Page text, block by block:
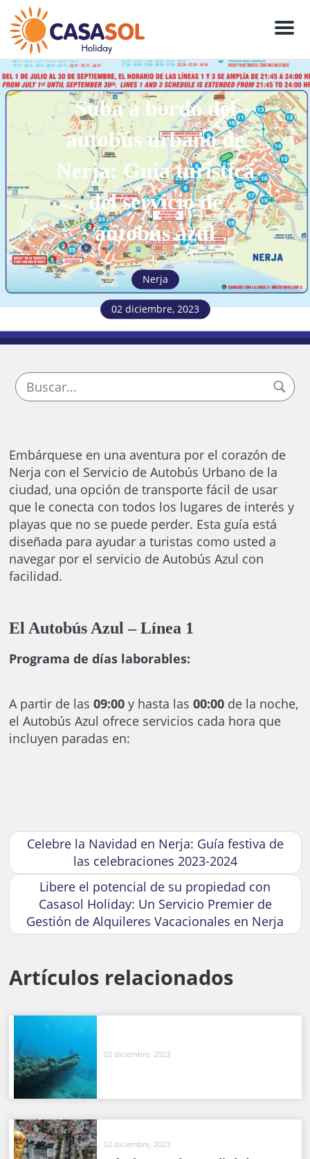
Menu
Suba a bordo del
autobús urbano de
Nerja: Guía turística
del servicio de
autobús azul
Nerja
02 diciembre, 2023
Embárquese en una aventura por el corazón de
Nerja con el Servicio de Autobús Urbano de la
ciudad, una opción de transporte fácil de usar
que le conecta con todos los lugares de interés y
playas que no se puede perder. Esta guía está
diseñada para ayudar a turistas como usted a
navegar por el servicio de Autobús Azul con
facilidad.
El Autobús Azul – Línea 1
Programa de días laborables:
A partir de las 09:00y hasta las 00:00de la noche,
el Autobús Azul ofrece servicios cada hora que
incluyen paradas en:
Celebre la Navidad en Nerja: Guía festiva de
las celebraciones 2023-2024
Libere el potencial de su propiedad con
Casasol Holiday: Un Servicio Premier de
Gestión de Alquileres Vacacionales en Nerja
Artículos relacionados
02 diciembre, 2023
02 diciembre, 2023